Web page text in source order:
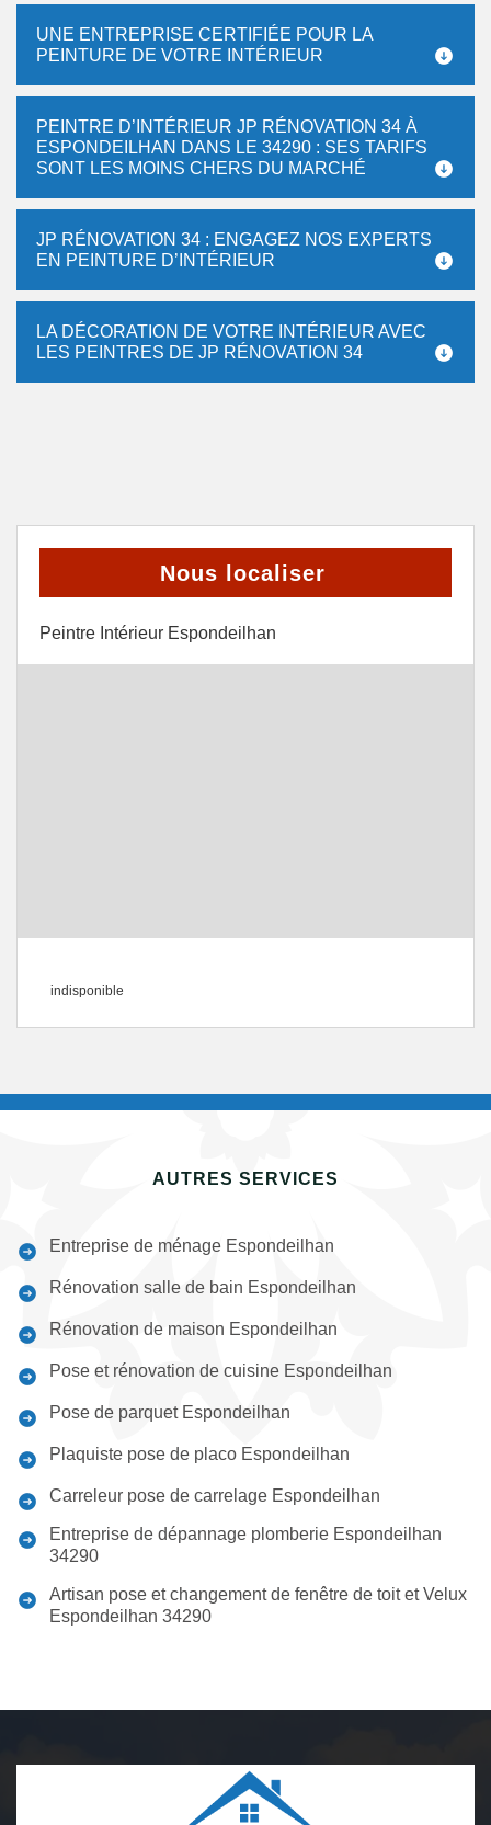
UNE ENTREPRISE CERTIFIÉE POUR LA
PEINTURE DE VOTRE INTÉRIEUR
PEINTRE D’INTÉRIEUR JP RÉNOVATION 34 À
ESPONDEILHAN DANS LE 34290 : SES TARIFS
SONT LES MOINS CHERS DU MARCHÉ
JP RÉNOVATION 34 : ENGAGEZ NOS EXPERTS
EN PEINTURE D’INTÉRIEUR
LA DÉCORATION DE VOTRE INTÉRIEUR AVEC
LES PEINTRES DE JP RÉNOVATION 34
Nous localiser
Peintre Intérieur Espondeilhan
indisponible
AUTRES SERVICES
Entreprise de ménage Espondeilhan
Rénovation salle de bain Espondeilhan
Rénovation de maison Espondeilhan
Pose et rénovation de cuisine Espondeilhan
Pose de parquet Espondeilhan
Plaquiste pose de placo Espondeilhan
Carreleur pose de carrelage Espondeilhan
Entreprise de dépannage plomberie Espondeilhan
34290
Artisan pose et changement de fenêtre de toit et Velux
Espondeilhan 34290